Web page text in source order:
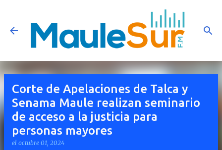
Ir al contenido principal
Corte de Apelaciones de Talca y
Senama Maule realizan seminario
de acceso a la justicia para
personas mayores
el octubre 01, 2024